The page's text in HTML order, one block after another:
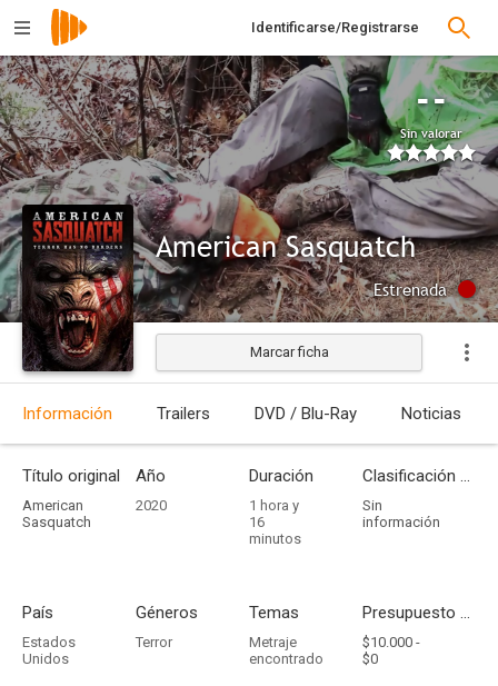
Identificarse/Registrarse
--
Sin valorar
American Sasquatch
Estrenada
Marcar ficha
Información Trailers DVD / Blu-Ray Noticias
Título original
American
Sasquatch
Año
2020
Duración
1 hora y
16
minutos
Clasificación por edades
Sin
información
País
Estados
Unidos
Géneros
Terror
Temas
Metraje
encontrado
Presupuesto - Ingresos
$10.000 -
$0